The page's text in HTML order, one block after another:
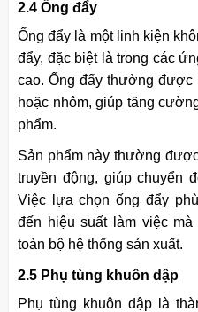
2.4 Ống đẩy
Ống đẩy là một linh kiện
đẩy, đặc biệt là trong các
cao. Ống đẩy thường được
hoặc nhôm, giúp tăng
phẩm.
Sản phẩm này thường
truyền động, giúp chuyển
Việc lựa chọn ống đẩy
đến hiệu suất làm việc
toàn bộ hệ thống sản xuất.
2.5 Phụ tùng khuôn dập
Phụ tùng khuôn dập là